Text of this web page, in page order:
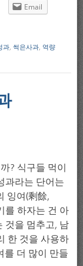
Email
과, 썩은사과, 역량
? 식구들 먹이
과라는 단어는
잉여(剩餘,
를 하자는 건 아
것을 멈추고, 남
한 것을 사용하
를 더 많이 만들